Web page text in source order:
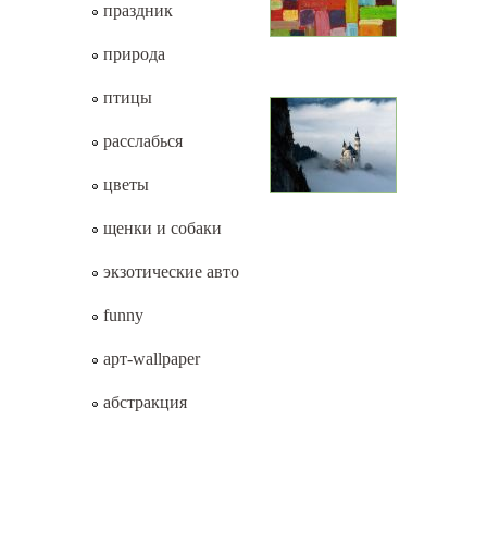
праздник
природа
птицы
расслабься
цветы
щенки и собаки
экзотические авто
funny
арт-wallpaper
абстракция